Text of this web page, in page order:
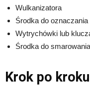
Wulkanizatora
Środka do
Wytrychówki lub
Środka do
Krok po kroku